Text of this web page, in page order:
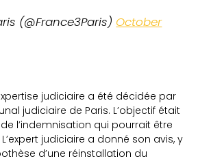
(@France3Paris) October
judiciaire a été décidée par
judiciaire de Paris. L’objectif était
l’indemnisation qui pourrait être
judiciaire a donné son avis, y
d’une réinstallation du